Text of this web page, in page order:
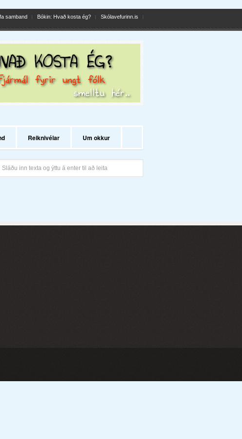
samband Bókin: Hvað kosta ég? Skólavefurinn.is
Reiknivélar Um okkur